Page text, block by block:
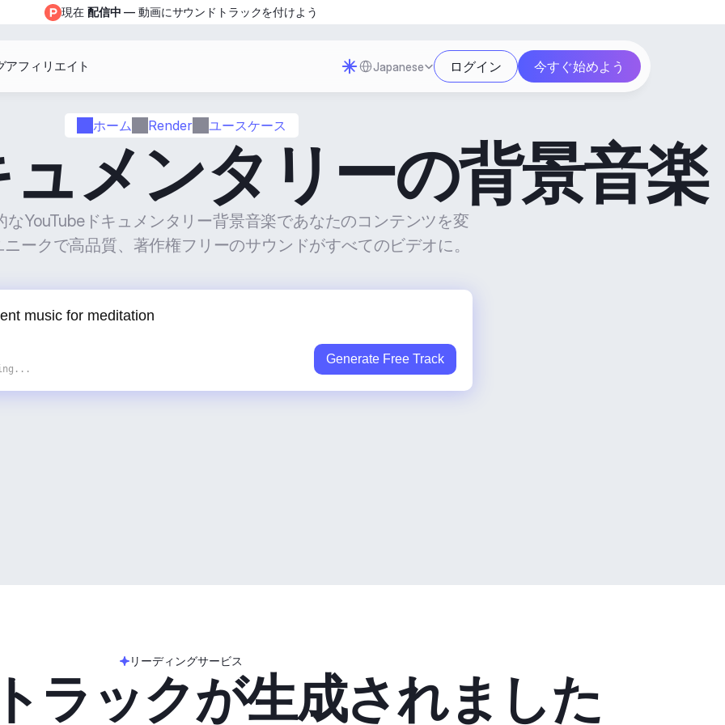
ホーム Render ユースケース
ュメンタリーの背景音楽
なYouTubeドキュメンタリー背景音楽であなたのコンテンツを変
ークで高品質、著作権フリーのサウンドがすべてのビデオに。
Generate Free Track
リーディングサービス
ラックが生成されました
現在 配信中 — 動画にサウンドトラックを付けよう
アフィリエイト Select Language
Japanese ログイン 今すぐ始めよう